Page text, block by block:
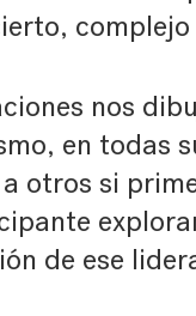
nos
en todas
otros si
de ese